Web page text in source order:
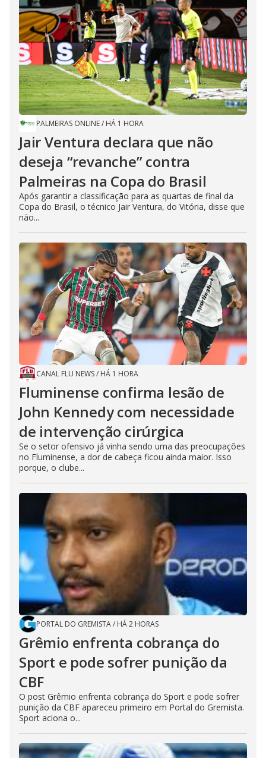
PALMEIRAS ONLINE/ HÁ 1 HORA
Jair Ventura declara que não
deseja “revanche” contra
Palmeiras na Copa do Brasil
Após garantir a classificação para as quartas de final da
Copa do Brasil, o técnico Jair Ventura, do Vitória, disse que
não...
CANAL FLU NEWS/ HÁ 1 HORA
Fluminense confirma lesão de
John Kennedy com necessidade
de intervenção cirúrgica
Se o setor ofensivo já vinha sendo uma das preocupações
no Fluminense, a dor de cabeça ficou ainda maior. Isso
porque, o clube...
PORTAL DO GREMISTA/ HÁ 2 HORAS
Grêmio enfrenta cobrança do
Sport e pode sofrer punição da
CBF
O post Grêmio enfrenta cobrança do Sport e pode sofrer
punição da CBF apareceu primeiro em Portal do Gremista.
Sport aciona o...